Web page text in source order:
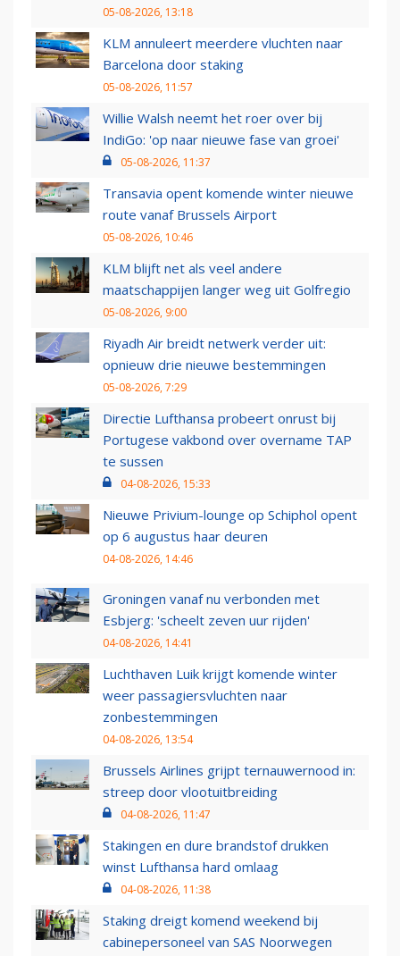
05-08-2026, 13:18
KLM annuleert meerdere vluchten naar
Barcelona door staking
05-08-2026, 11:57
Willie Walsh neemt het roer over bij
IndiGo: 'op naar nieuwe fase van groei'
05-08-2026, 11:37
Transavia opent komende winter nieuwe
route vanaf Brussels Airport
05-08-2026, 10:46
KLM blijft net als veel andere
maatschappijen langer weg uit Golfregio
05-08-2026, 9:00
Riyadh Air breidt netwerk verder uit:
opnieuw drie nieuwe bestemmingen
05-08-2026, 7:29
Directie Lufthansa probeert onrust bij
Portugese vakbond over overname TAP
te sussen
04-08-2026, 15:33
Nieuwe Privium-lounge op Schiphol opent
op 6 augustus haar deuren
04-08-2026, 14:46
Groningen vanaf nu verbonden met
Esbjerg: 'scheelt zeven uur rijden'
04-08-2026, 14:41
Luchthaven Luik krijgt komende winter
weer passagiersvluchten naar
zonbestemmingen
04-08-2026, 13:54
Brussels Airlines grijpt ternauwernood in:
streep door vlootuitbreiding
04-08-2026, 11:47
Stakingen en dure brandstof drukken
winst Lufthansa hard omlaag
04-08-2026, 11:38
Staking dreigt komend weekend bij
cabinepersoneel van SAS Noorwegen